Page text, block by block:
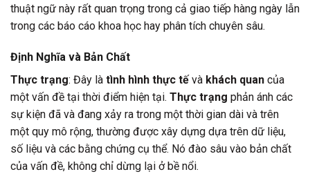
thuật ngữ này rất quan trọng trong cả giao tiếp hàng ngày lẫn
trong các báo cáo khoa học hay phân tích chuyên sâu.
Định Nghĩa và Bản Chất
Thực trạng: Đây là tình hình thực tế và khách quan của
một vấn đề tại thời điểm hiện tại. Thực trạng phản ánh các
sự kiện đã và đang xảy ra trong một thời gian dài và trên
một quy mô rộng, thường được xây dựng dựa trên dữ liệu,
số liệu và các bằng chứng cụ thể. Nó đào sâu vào bản chất
của vấn đề, không chỉ dừng lại ở bề nổi.